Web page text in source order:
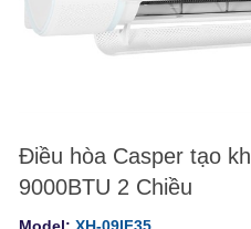
Điều hòa Casper tạo
9000BTU 2 Chiều